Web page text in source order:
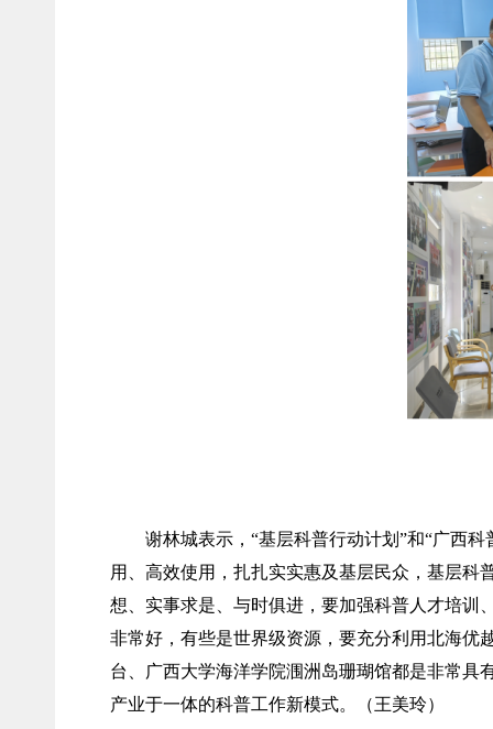
谢林城表示，“基层科普行动计划”和“广西
用、高效使用，扎扎实实惠及基层民众，基层
想、实事求是、与时俱进，要加强科普人才培训
非常好，有些是世界级资源，要充分利用北海优
台、广西大学海洋学院涠洲岛珊瑚馆都是非常具
产业于一体的科普工作新模式。（王美玲）